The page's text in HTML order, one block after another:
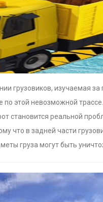
грузовиков, изучаемая
этой невозможной
становится реальной
что в задней части
груза могут быть